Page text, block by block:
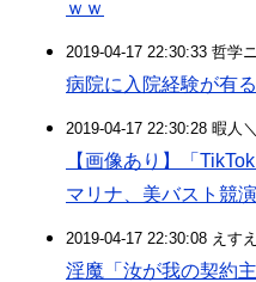
ｗｗ
2019-04-17 22:30:33 哲学
病院に入院経験が有
2019-04-17 22:30:28 暇人
【画像あり】「
マリナ、美バスト競
2019-04-17 22:30:08 えす
淫魔「汝が我の契約